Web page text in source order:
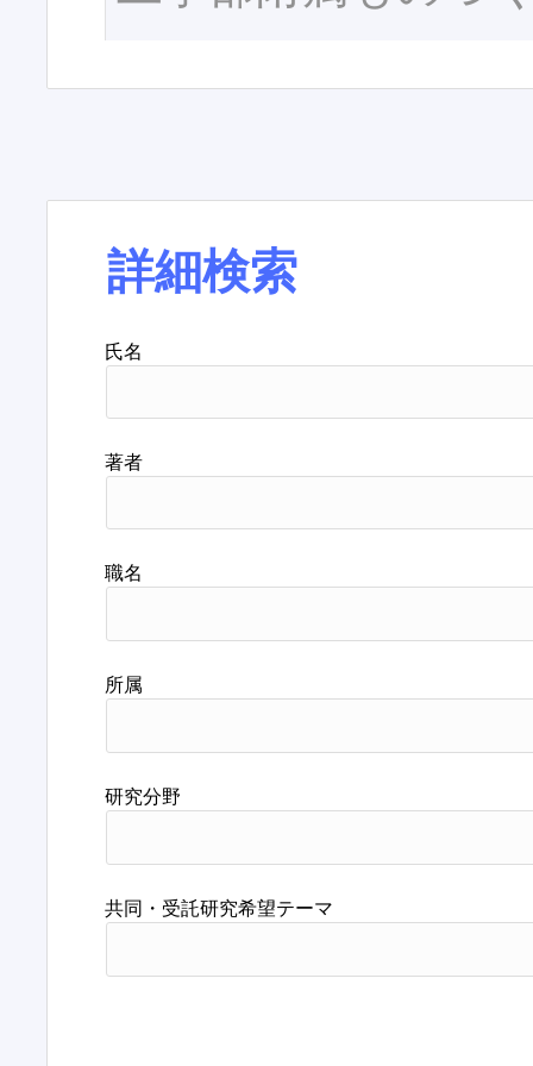
詳細検索
氏名
著者
職名
所属
研究分野
共同・受託研究希望テーマ